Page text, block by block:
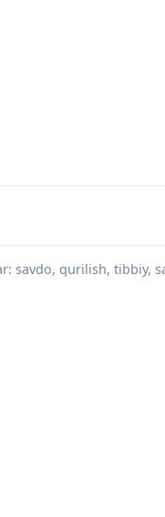
savdo, qurilish, tibbiy,